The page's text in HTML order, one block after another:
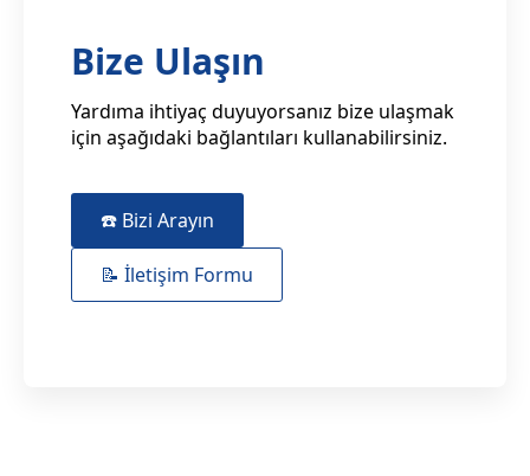
Bize Ulaşın
Yardıma ihtiyaç duyuyorsanız bize ulaşmak
için aşağıdaki bağlantıları kullanabilirsiniz.
☎️ Bizi Arayın
📝 İletişim Formu